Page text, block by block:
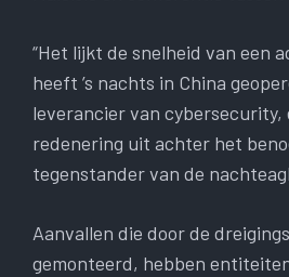
“Het lijkt de snelheid van een
heeft ’s nachts in China
leverancier van cybersecurity,
redenering uit achter het
tegenstander van de
Aanvallen die door de
gemonteerd, hebben